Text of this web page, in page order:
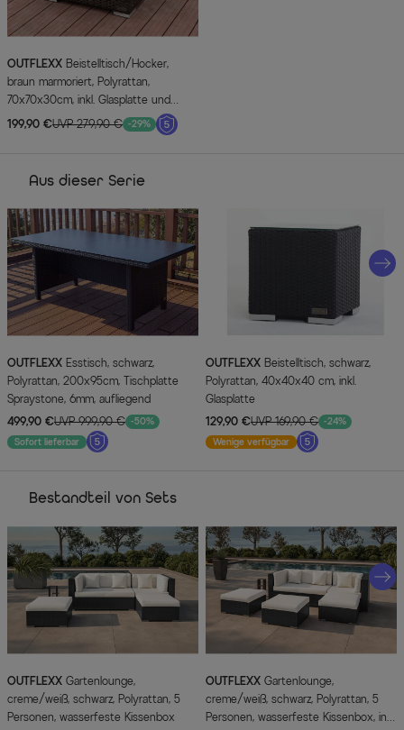
OUTFLEXX
braun marmoriert, Polyrattan,
70x70x30cm, inkl. Glasplatte und
Polster
199,90 €UVP 279,90 € -29%
Aus dieser Serie
OUTFLEXX
Polyrattan, 200x95cm, Tischplatte
Spraystone, 6mm, aufliegend
499,90 €UVP 999,90 € -50%
Sofort lieferbar
OUTFLEXX
Polyrattan, 40x40x40 cm, inkl.
Glasplatte
129,90 €UVP 169,90 € -24%
Wenige verfügbar
Bestandteil von Sets
OUTFLEXX
creme/weiß, schwarz, Polyrattan, 5
Personen, wasserfeste Kissenbox
OUTFLEXX
creme/weiß, schwarz, Polyrattan, 5
Personen, wasserfeste Kissenbox, inkl.